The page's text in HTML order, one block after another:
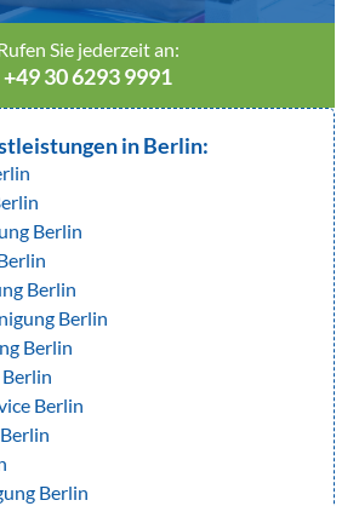
Sie jederzeit an:
+49 30 6293 9991
in Berlin:
Berlin
Berlin
Berlin
Berlin
Berlin
Berlin